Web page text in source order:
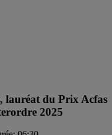
lauréat du Prix Acfas
2025